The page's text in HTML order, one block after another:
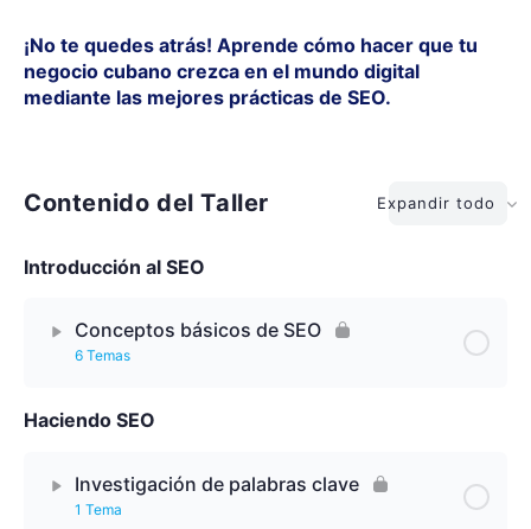
¡No te quedes atrás! Aprende cómo hacer que tu
negocio cubano crezca en el mundo digital
mediante las mejores prácticas de SEO.
Contenido del Taller Expandir todo
Introducción al SEO
Conceptos básicos de SEO
6 Temas
Lección Contenido
¿Qué es SEO y cómo funciona?
Haciendo SEO
Investigación de palabras clave
1 Tema